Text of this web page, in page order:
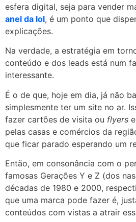
esfera digital, seja para vender
anel da lol, é um ponto que
explicações.
Na verdade, a estratégia em
conteúdo e dos leads está num
interessante.
É o de que, hoje em dia, já não
simplesmente ter um site no ar.
fazer cartões de visita ou flyers
pelas casas e comércios da
que ficar parado esperando um
Então, em consonância com o
famosas Gerações Y e Z (dos
décadas de 1980 e 2000,
que uma marca pode fazer é,
conteúdos com vistas a atrair